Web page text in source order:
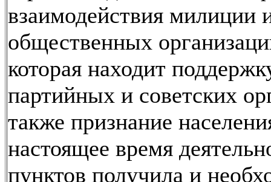
взаимодействия милиции
общественных
которая находит
партийных и советских
также признание
настоящее время
пунктов получила и